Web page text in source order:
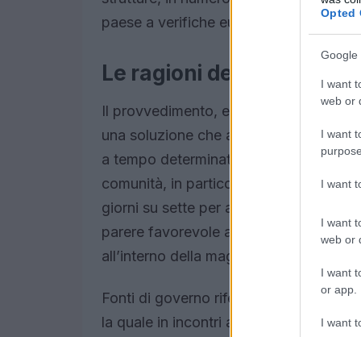
Opted
Google
I want
web or
I want
I want
I want
web or
I want
or app.
I want
paese a verifiche europee sui
fondi
Le ragioni del
Il provvedimento, elaborato dal
una soluzione che affiancasse la
a tempo determinato o indeterminato
comunità, in particolare dove fosse
giorni su sette per almeno 12 ore al
parere favorevole all’unanimità, nel
all’interno della maggioranza.
Fonti di governo riferiscono che la
la quale in incontri a margine del